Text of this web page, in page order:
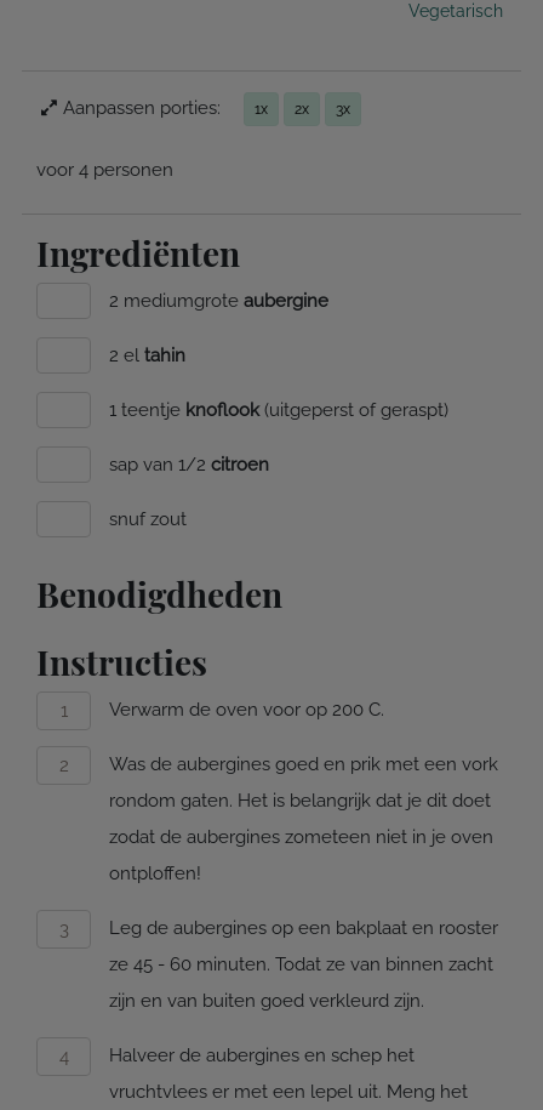
Vegetarisch
Aanpassen porties: 1x 2x 3x
voor 4 personen
Ingrediënten
2 mediumgrote aubergine
2 el tahin
1 teentje knoflook(uitgeperst of geraspt)
sap van 1/2 citroen
snuf zout
Benodigdheden
Instructies
Verwarm de oven voor op 200 C.
Was de aubergines goed en prik met een vork
rondom gaten. Het is belangrijk dat je dit doet
zodat de aubergines zometeen niet in je oven
ontploffen!
Leg de aubergines op een bakplaat en rooster
ze 45 - 60 minuten. Todat ze van binnen zacht
zijn en van buiten goed verkleurd zijn.
Halveer de aubergines en schep het
vruchtvlees er met een lepel uit. Meng het